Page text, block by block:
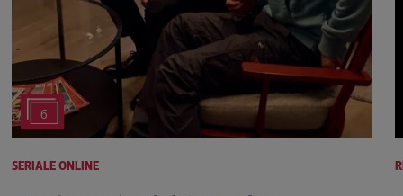
6
SERIALE ONLINE